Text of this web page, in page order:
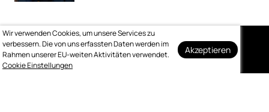
sich den begehrten Award in die Linzer
Herrenstraße.
Auf dem Laufenden
Wir verwenden Cookies, um unsere Services zu
verbessern. Die von uns erfassten Daten werden im
Rahmen unserer EU-weiten Aktivitäten verwendet.
Cookie Einstellungen
Akzeptieren